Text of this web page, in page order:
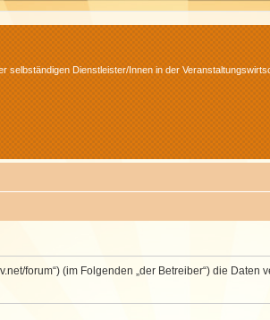
selbständigen Dienstleister/Innen in der
forum“) (im Folgenden „der Betreiber“) die